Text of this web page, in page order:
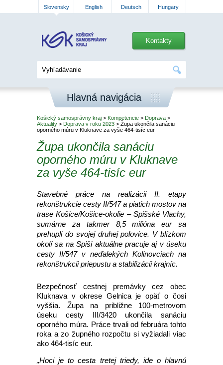
Slovensky English Deutsch Hungary
Kontakty
Hlavná navigácia
Košický samosprávny kraj > Kompetencie > Doprava >
Aktuality > Doprava v roku 2023 > Župa ukončila sanáciu
oporného múru v Kluknave za vyše 464-tisíc eur
Župa ukončila sanáciu
oporného múru v Kluknave
za vyše 464-tisíc eur
Stavebné práce na realizácii II. etapy
rekonštrukcie cesty II/547 a piatich mostov na
trase Košice/Košice-okolie – Spišské Vlachy,
sumárne za takmer 8,5 milióna eur sa
prehupli do svojej druhej polovice. V blízkom
okolí sa na Spiši aktuálne pracuje aj v úseku
cesty II/547 v neďalekých Kolinovciach na
rekonštrukcii priepustu a stabilizácii krajníc.
Bezpečnosť cestnej premávky cez obec
Kluknava v okrese Gelnica je opäť o čosi
vyššia. Župa na približne 100-metrovom
úseku cesty III/3420 ukončila sanáciu
oporného múra. Práce trvali od februára tohto
roka a zo župného rozpočtu si vyžiadali viac
ako 464-tisíc eur.
„Hoci je to cesta tretej triedy, ide o hlavnú